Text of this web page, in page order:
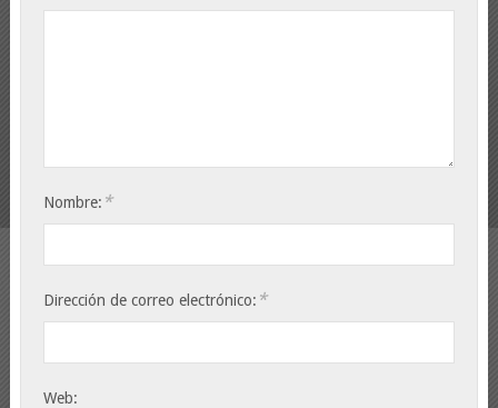
Nombre: *
Dirección de correo electrónico: *
Web: